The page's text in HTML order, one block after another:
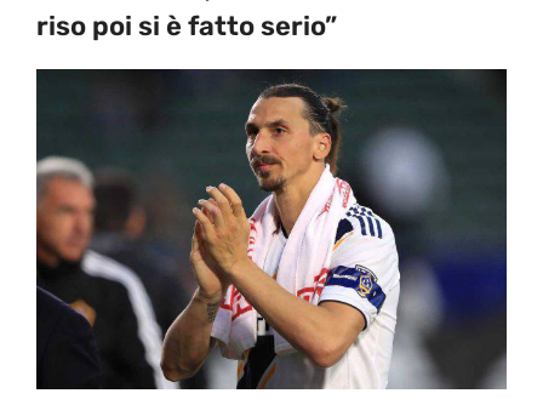
riso poi si è fatto serio”